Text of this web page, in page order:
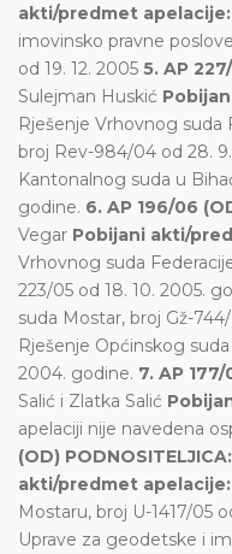
akti/predmet apelacije:
imovinsko pravne
od 19. 12. 2005 5. AP
Sulejman Huskić
Rješenje Vrhovnog suda
broj Rev-984/04 od 28.
Kantonalnog suda u
godine. 6. AP 196/06
Vegar Pobijani akti/
Vrhovnog suda
223/05 od 18. 10. 2005.
suda Mostar, broj Gž-
Rješenje Općinskog
2004. godine. 7. AP
Salić i Zlatka Salić
apelaciji nije navedena
(OD) PODNOSITELJICA:
akti/predmet apelacije:
Mostaru, broj U-1417/05
Uprave za geodetske i